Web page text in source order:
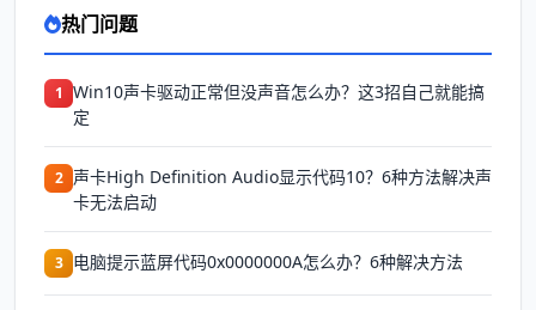
热门问题
1 Win10声卡驱动正常但没声音怎么办？这3招自己就能搞
定
2 声卡High Definition Audio显示代码10？6种方法解决声
卡无法启动
3 电脑提示蓝屏代码0x0000000A怎么办？6种解决方法